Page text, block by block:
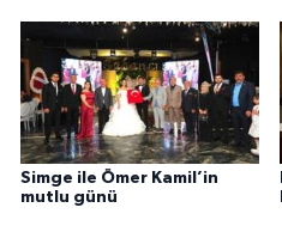
Simge ile Ömer Kamil’in
mutlu günü